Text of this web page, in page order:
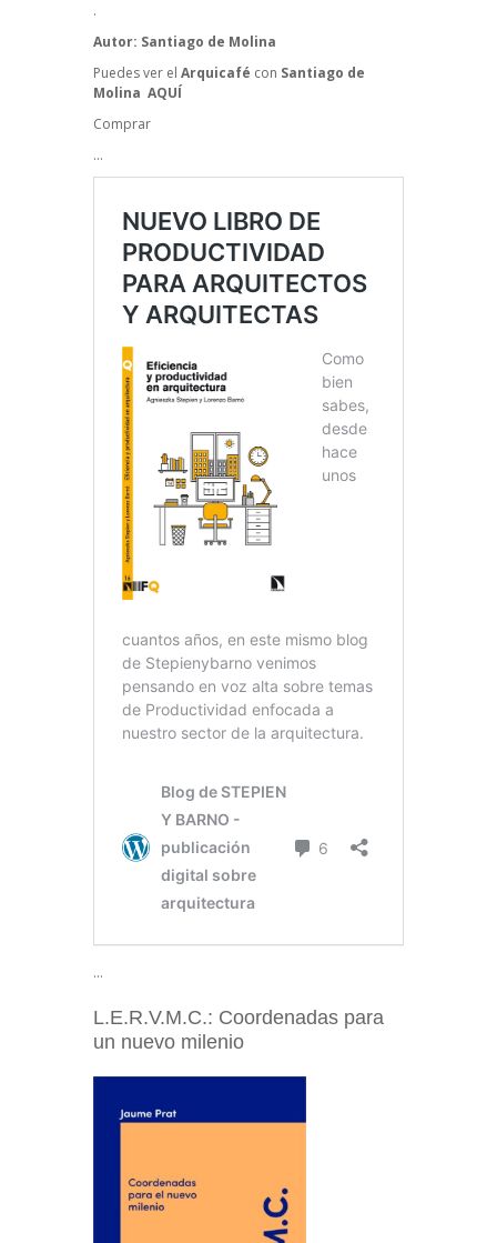
.
Autor: Santiago de Molina
Puedes ver el Arquicafé con Santiago de
Molina AQUÍ
Comprar
…
…
L.E.R.V.M.C.: Coordenadas para
un nuevo milenio